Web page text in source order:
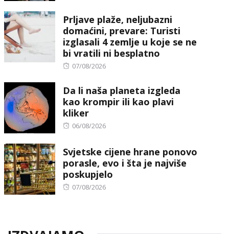
Prljave plaže, neljubazni
domaćini, prevare: Turisti
izglasali 4 zemlje u koje se ne
bi vratili ni besplatno
Posted
07/08/2026
Da li naša planeta izgleda
kao krompir ili kao plavi
kliker
Posted
06/08/2026
Svjetske cijene hrane ponovo
porasle, evo i šta je najviše
poskupjelo
Posted
07/08/2026